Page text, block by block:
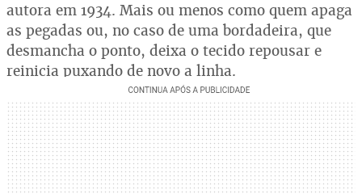
autora em 1934. Mais ou menos como quem apaga
as pegadas ou, no caso de uma bordadeira, que
desmancha o ponto, deixa o tecido repousar e
reinicia puxando de novo a linha.